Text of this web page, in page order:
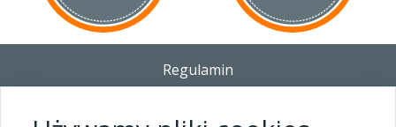
Regulamin
Polityka prywatności i pliki cookies